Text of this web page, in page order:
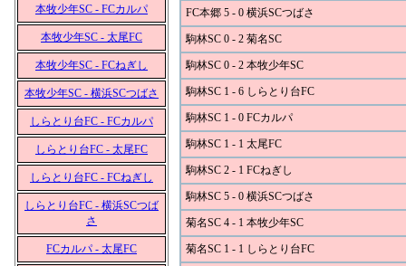
本牧少年SC - FCカルパ
本牧少年SC - 太尾FC
本牧少年SC - FCねぎし
本牧少年SC - 横浜SCつばさ
しらとり台FC - FCカルパ
しらとり台FC - 太尾FC
しらとり台FC - FCねぎし
しらとり台FC - 横浜SCつば
さ
FCカルパ - 太尾FC
FC本郷 5 - 0 横浜SCつばさ
駒林SC 0 - 2 菊名SC
駒林SC 0 - 2 本牧少年SC
駒林SC 1 - 6 しらとり台FC
駒林SC 1 - 0 FCカルパ
駒林SC 1 - 1 太尾FC
駒林SC 2 - 1 FCねぎし
駒林SC 5 - 0 横浜SCつばさ
菊名SC 4 - 1 本牧少年SC
菊名SC 1 - 1 しらとり台FC